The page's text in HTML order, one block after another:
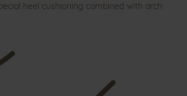
heel cushioning combined with arch